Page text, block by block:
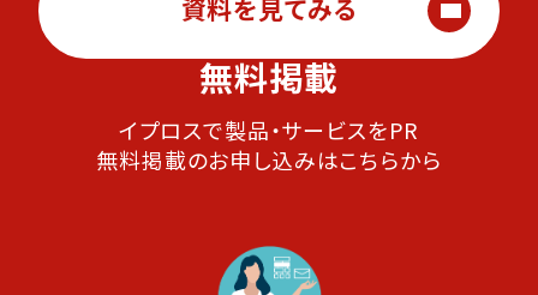
資料を見てみる
無料掲載
イプロスで製品・サービスをPR
無料掲載のお申し込みはこちらから